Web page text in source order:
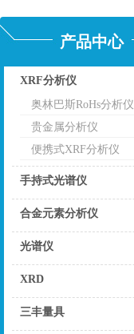
产品中心
XRF分析仪
点击
奥林巴斯RoHs分析仪
贵金属分析仪
便携式XRF分析仪
手持式光谱仪
合金元素分析仪
光谱仪
XRD
三丰量具